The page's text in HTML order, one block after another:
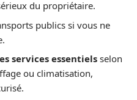
du propriétaire.
publics si vous ne
services essentiels selon
ou climatisation,